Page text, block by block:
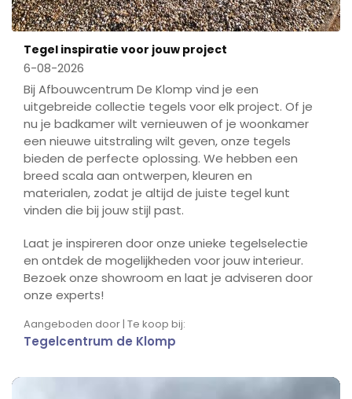
Tegel inspiratie voor jouw project
6-08-2026
Bij Afbouwcentrum De Klomp vind je een
uitgebreide collectie tegels voor elk project. Of je
nu je badkamer wilt vernieuwen of je woonkamer
een nieuwe uitstraling wilt geven, onze tegels
bieden de perfecte oplossing. We hebben een
breed scala aan ontwerpen, kleuren en
materialen, zodat je altijd de juiste tegel kunt
vinden die bij jouw stijl past.
Laat je inspireren door onze unieke tegelselectie
en ontdek de mogelijkheden voor jouw interieur.
Bezoek onze showroom en laat je adviseren door
onze experts!
Aangeboden door | Te koop bij:
Tegelcentrum de Klomp